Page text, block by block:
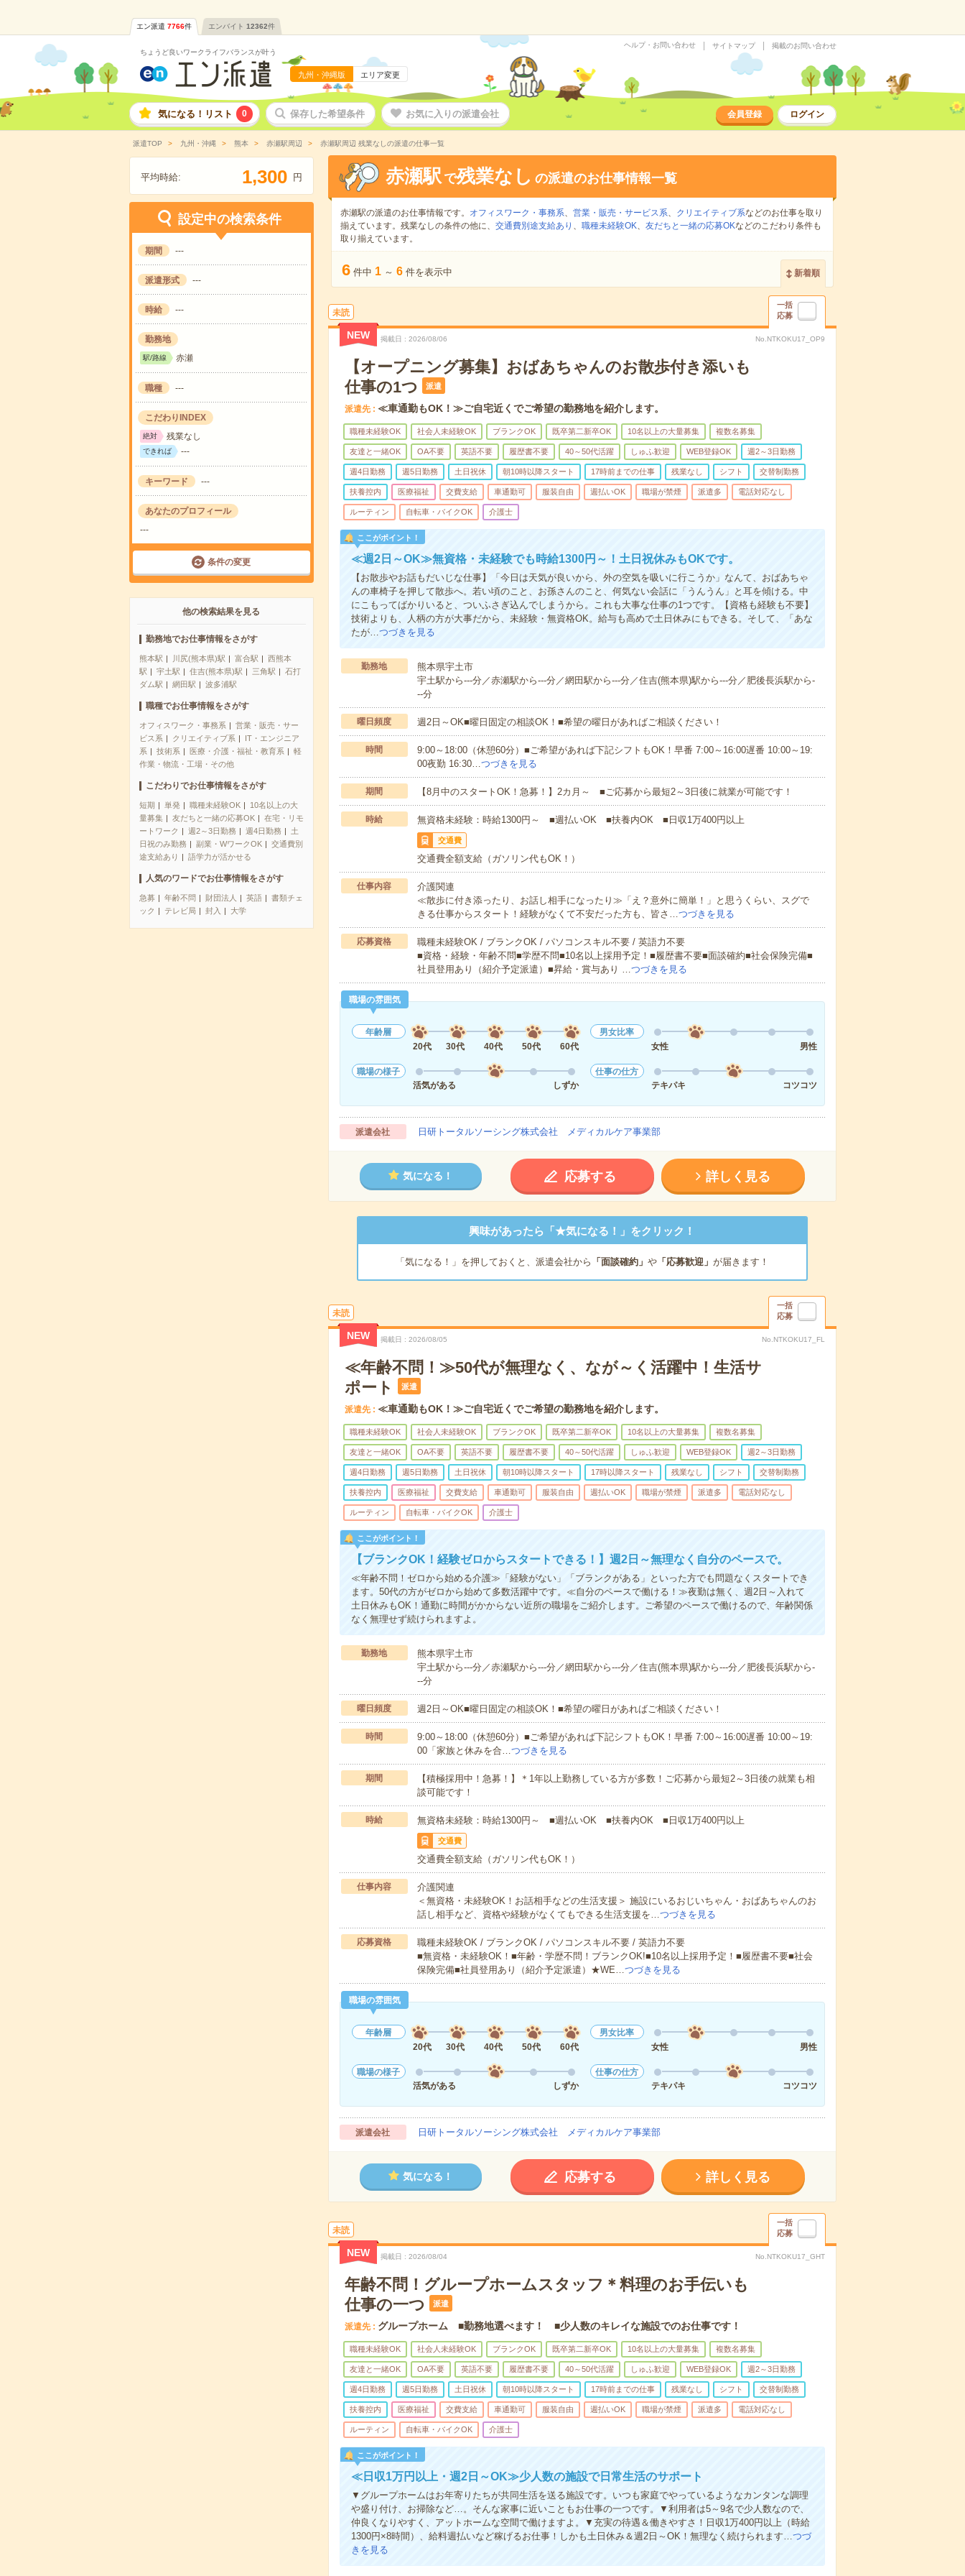
エン派遣 7766件 エンバイト 12362件
ちょうど良いワークライフバランスが叶う
九州・沖縄版 エリア変更
ヘルプ・お問い合わせ サイトマップ 掲載のお問い合わせ
気になる！リスト 0 保存した希望条件 お気に入りの派遣会社 会員登録 ログイン
派遣TOP 九州・沖縄 熊本 赤瀬駅周辺 赤瀬駅周辺 残業なしの派遣の仕事一覧
平均時給: 1,300 円
設定中の検索条件
期間 ---
派遣形式 ---
時給 ---
勤務地
駅/路線 赤瀬
職種 ---
こだわりINDEX
絶対 残業なし
できれば ---
キーワード ---
あなたのプロフィール
---
条件の変更
他の検索結果を見る
勤務地でお仕事情報をさがす
熊本駅 川尻(熊本県)駅 富合駅
西熊本
駅
宇土駅 住吉(熊本県)駅 三角駅
石打
ダム駅
網田駅 波多浦駅
職種でお仕事情報をさがす
オフィスワーク・事務系
営業・販売・サー
ビス系
クリエイティブ系
IT・エンジニア
系
技術系 医療・介護・福祉・教育系
軽
作業・物流・工場・その他
こだわりでお仕事情報をさがす
短期 単発 職種未経験OK
10名以上の大
量募集
友だちと一緒の応募OK
在宅・リモ
ートワーク
週2～3日勤務 週4日勤務
土
日祝のみ勤務
副業・WワークOK
交通費別
途支給あり
語学力が活かせる
人気のワードでお仕事情報をさがす
急募 年齢不問 財団法人 英語
書類チェ
ック
テレビ局 封入 大学
赤瀬駅 で残業なし の派遣のお仕事情報一覧
赤瀬駅の派遣のお仕事情報です。 オフィスワーク・事務系、 営業・販売・サービス系、 クリエイティブ系などのお仕事を取り
揃えています。残業なしの条件の他に、 交通費別途支給あり 、 職種未経験OK、 友だちと一緒の応募OKなどのこだわり条件も
取り揃えています。
6 件中 1 ～ 6 件を表示中 新着順
未読
一括
応募
NEW 掲載日 2026/08/06 No.NTKOKU17_OP9
【オープニング募集】おばあちゃんのお散歩付き添いも
仕事の1つ
派遣
派遣先 ≪車通勤もOK！≫ご自宅近くでご希望の勤務地を紹介します。
職種未経験OK 社会人未経験OK ブランクOK 既卒第二新卒OK 10名以上の大量募集 複数名募集
友達と一緒OK OA不要 英語不要 履歴書不要 40～50代活躍 しゅふ歓迎 WEB登録OK 週2～3日勤務
週4日勤務 週5日勤務 土日祝休 朝10時以降スタート 17時前までの仕事 残業なし シフト 交替制勤務
扶養控内 医療福祉 交費支給 車通勤可 服装自由 週払いOK 職場が禁煙 派遣多 電話対応なし
ルーティン 自転車・バイクOK 介護士
ここがポイント！
≪週2日～OK≫無資格・未経験でも時給1300円～！土日祝休みもOKです。
【お散歩やお話もだいじな仕事】「今日は天気が良いから、外の空気を吸いに行こうか」なんて、おばあちゃ
んの車椅子を押して散歩へ。若い頃のこと、お孫さんのこと、何気ない会話に「うんうん」と耳を傾ける。中
にこもってばかりいると、ついふさぎ込んでしまうから。これも大事な仕事の1つです。【資格も経験も不要】
技術よりも、人柄の方が大事だから、未経験・無資格OK。給与も高めで土日休みにもできる。そして、「あな
たが…つづきを見る
勤務地
熊本県宇土市
宇土駅から---分／赤瀬駅から---分／網田駅から---分／住吉(熊本県)駅から---分／肥後長浜駅から-
--分
曜日頻度 週2日～OK■曜日固定の相談OK！■希望の曜日があればご相談ください！
時間
9:00～18:00（休憩60分）■ご希望があれば下記シフトもOK！早番 7:00～16:00遅番 10:00～19:
00夜勤 16:30…つづきを見る
期間 【8月中のスタートOK！急募！】2カ月～ ■ご応募から最短2～3日後に就業が可能です！
時給 無資格未経験：時給1300円～ ■週払いOK ■扶養内OK ■日収1万400円以上
交通費
交通費全額支給（ガソリン代もOK！）
仕事内容
介護関連
≪散歩に付き添ったり、お話し相手になったり≫「え？意外に簡単！」と思うくらい、スグで
きる仕事からスタート！経験がなくて不安だった方も、皆さ…つづきを見る
応募資格
職種未経験OK / ブランクOK / パソコンスキル不要 / 英語力不要
■資格・経験・年齢不問■学歴不問■10名以上採用予定！■履歴書不要■面談確約■社会保険完備■
社員登用あり（紹介予定派遣）■昇給・賞与あり …つづきを見る
職場の雰囲気
年齢層
20代
30代 40代 50代 60代
男女比率
女性
男性
職場の様子
活気がある
しずか
仕事の仕方
テキパキ
コツコツ
派遣会社 日研トータルソーシング株式会社 メディカルケア事業部
気になる！ 応募する 詳しく見る
興味があったら「★気になる！」をクリック！
「気になる！」を押しておくと、派遣会社から 「面談確約」 や「応募歓迎」 が届きます！
未読
一括
応募
NEW 掲載日 2026/08/05 No.NTKOKU17_FL
≪年齢不問！≫50代が無理なく、なが～く活躍中！生活サ
ポート
派遣
派遣先 ≪車通勤もOK！≫ご自宅近くでご希望の勤務地を紹介します。
職種未経験OK 社会人未経験OK ブランクOK 既卒第二新卒OK 10名以上の大量募集 複数名募集
友達と一緒OK OA不要 英語不要 履歴書不要 40～50代活躍 しゅふ歓迎 WEB登録OK 週2～3日勤務
週4日勤務 週5日勤務 土日祝休 朝10時以降スタート 17時以降スタート 残業なし シフト 交替制勤務
扶養控内 医療福祉 交費支給 車通勤可 服装自由 週払いOK 職場が禁煙 派遣多 電話対応なし
ルーティン 自転車・バイクOK 介護士
ここがポイント！
【ブランクOK！経験ゼロからスタートできる！】週2日～無理なく自分のペースで。
≪年齢不問！ゼロから始める介護≫「経験がない」「ブランクがある」といった方でも問題なくスタートでき
ます。50代の方がゼロから始めて多数活躍中です。≪自分のペースで働ける！≫夜勤は無く、週2日～入れて
土日休みもOK！通勤に時間がかからない近所の職場をご紹介します。ご希望のペースで働けるので、年齢関係
なく無理せず続けられますよ。
勤務地
熊本県宇土市
宇土駅から---分／赤瀬駅から---分／網田駅から---分／住吉(熊本県)駅から---分／肥後長浜駅から-
--分
曜日頻度 週2日～OK■曜日固定の相談OK！■希望の曜日があればご相談ください！
時間
9:00～18:00（休憩60分）■ご希望があれば下記シフトもOK！早番 7:00～16:00遅番 10:00～19:
00「家族と休みを合…つづきを見る
期間
【積極採用中！急募！】＊1年以上勤務している方が多数！ご応募から最短2～3日後の就業も相
談可能です！
時給 無資格未経験：時給1300円～ ■週払いOK ■扶養内OK ■日収1万400円以上
交通費
交通費全額支給（ガソリン代もOK！）
仕事内容
介護関連
＜無資格・未経験OK！お話相手などの生活支援＞ 施設にいるおじいちゃん・おばあちゃんのお
話し相手など、資格や経験がなくてもできる生活支援を…つづきを見る
応募資格
職種未経験OK / ブランクOK / パソコンスキル不要 / 英語力不要
■無資格・未経験OK！■年齢・学歴不問！ブランクOK!■10名以上採用予定！■履歴書不要■社会
保険完備■社員登用あり（紹介予定派遣）★WE…つづきを見る
職場の雰囲気
年齢層
20代
30代 40代 50代 60代
男女比率
女性
男性
職場の様子
活気がある
しずか
仕事の仕方
テキパキ
コツコツ
派遣会社 日研トータルソーシング株式会社 メディカルケア事業部
気になる！ 応募する 詳しく見る
未読
一括
応募
NEW 掲載日 2026/08/04 No.NTKOKU17_GHT
年齢不問！グループホームスタッフ＊料理のお手伝いも
仕事の一つ
派遣
派遣先 グループホーム ■勤務地選べます！ ■少人数のキレイな施設でのお仕事です！
職種未経験OK 社会人未経験OK ブランクOK 既卒第二新卒OK 10名以上の大量募集 複数名募集
友達と一緒OK OA不要 英語不要 履歴書不要 40～50代活躍 しゅふ歓迎 WEB登録OK 週2～3日勤務
週4日勤務 週5日勤務 土日祝休 朝10時以降スタート 17時前までの仕事 残業なし シフト 交替制勤務
扶養控内 医療福祉 交費支給 車通勤可 服装自由 週払いOK 職場が禁煙 派遣多 電話対応なし
ルーティン 自転車・バイクOK 介護士
ここがポイント！
≪日収1万円以上・週2日～OK≫少人数の施設で日常生活のサポート
▼グループホームはお年寄りたちが共同生活を送る施設です。いつも家庭でやっているようなカンタンな調理
や盛り付け、お掃除など…。そんな家事に近いこともお仕事の一つです。▼利用者は5～9名で少人数なので、
仲良くなりやすく、アットホームな空間で働けますよ。▼充実の待遇＆働きやすさ！日収1万400円以上（時給
1300円×8時間）、給料週払いなど稼げるお仕事！しかも土日休み＆週2日～OK！無理なく続けられます…つづ
きを見る